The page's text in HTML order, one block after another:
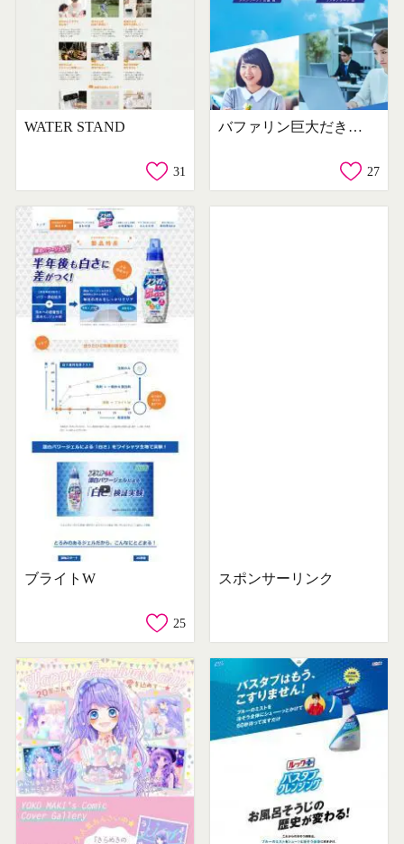
WATER STAND
31
バファリン巨大だきまくらプレゼントキャンペーン
27
ブライトW
25
スポンサーリンク